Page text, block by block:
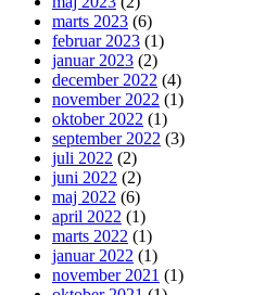
marts 2023 (6)
februar 2023 (1)
januar 2023 (2)
december 2022 (4)
november 2022 (1)
oktober 2022 (1)
september 2022 (3)
juli 2022 (2)
juni 2022 (2)
maj 2022 (6)
april 2022 (1)
marts 2022 (1)
januar 2022 (1)
november 2021 (1)